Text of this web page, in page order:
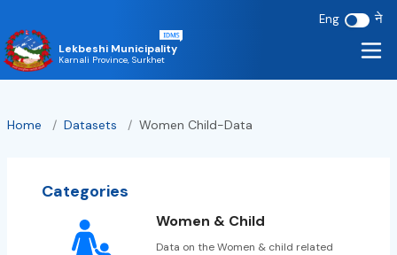
Eng ने
Lekbeshi Municipality
Karnali Province, Surkhet
Home / Datasets / Women Child-Data
Categories
Women & Child
Data on the Women & child related